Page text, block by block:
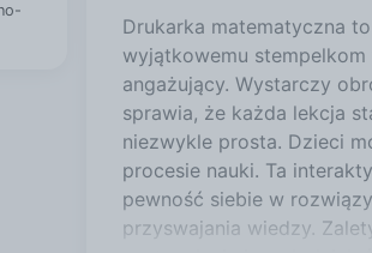
Drukarka matematyczna
wyjątkowemu
angażujący. Wystarczy
sprawia, że każda lekcja
niezwykle prosta. Dzieci
procesie nauki. Ta
pewność siebie w
przyswajania wiedzy.